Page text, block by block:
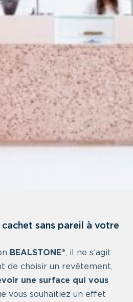
sans pareil à votre
BEALSTONE®, il ne s’agit
de choisir un revêtement,
une surface qui vous
vous souhaitiez un effet